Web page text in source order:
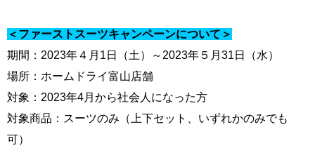
＜ファーストスーツキャンペーンについて＞
期間：2023年４月1日（土）～2023年５月31日（水）
場所：ホームドライ富山店舗
対象：2023年4月から社会人になった方
対象商品：スーツのみ（上下セット、いずれかのみでも
可）